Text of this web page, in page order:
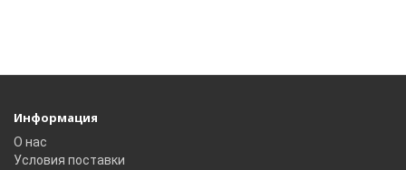
Информация
О нас
Условия поставки